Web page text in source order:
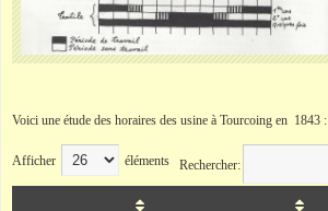
Voici une étude des horaires des usine à Tourcoing en 1843 :
Afficher éléments Rechercher: